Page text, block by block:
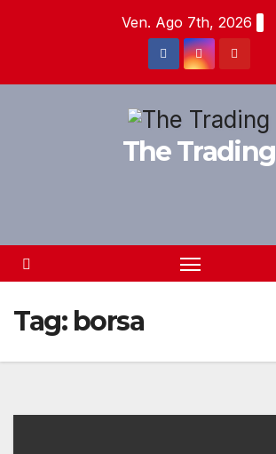
Ven. Ago 7th, 2026
The Trading
Tag: borsa